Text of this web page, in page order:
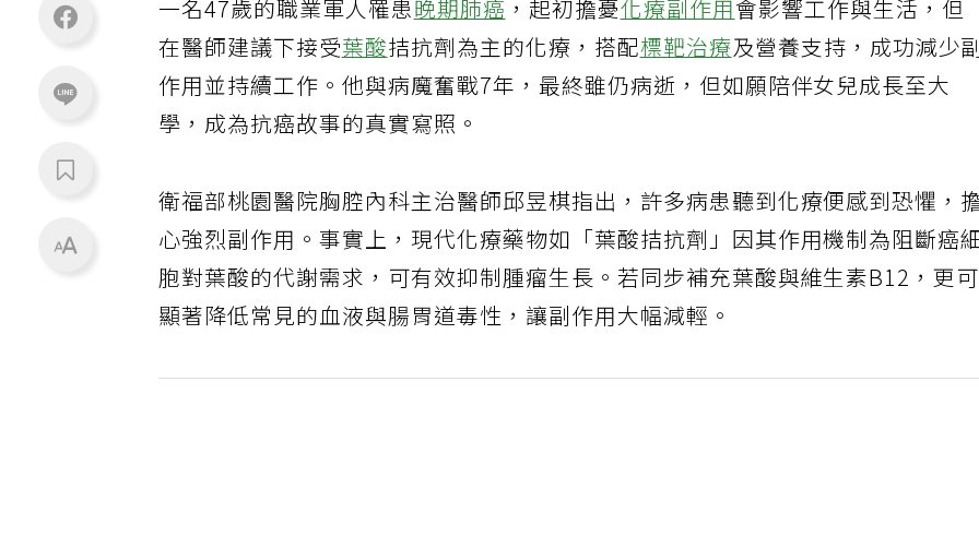
一名47歲的職業軍人罹患晚期肺癌 ，起初擔憂化療副作用會影響工作與生活，但
在醫師建議下接受葉酸拮抗劑為主的化療，搭配標靶治療及營養支持，成功減少副
作用並持續工作。他與病魔奮戰7年，最終雖仍病逝，但如願陪伴女兒成長至大
學，成為抗癌故事的真實寫照。
衛福部桃園醫院胸腔內科主治醫師邱昱棋指出，許多病患聽到化療便感到恐懼，
心強烈副作用。事實上，現代化療藥物如「葉酸拮抗劑」因其作用機制為阻斷癌
胞對葉酸的代謝需求，可有效抑制腫瘤生長。若同步補充葉酸與維生素B12，更可
顯著降低常見的血液與腸胃道毒性，讓副作用大幅減輕。